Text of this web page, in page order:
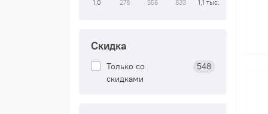
1,0 278 556 833 1,1 тыс.
Скидка
Только со
cкидками
548